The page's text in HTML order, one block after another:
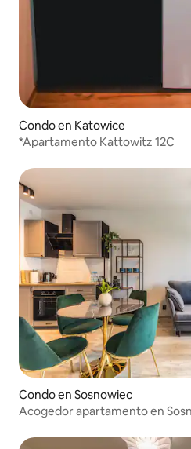
Condo en Katowice
*Apartamento Kattowitz 12C
Condo en Sosnowiec
Acogedor apartamento en